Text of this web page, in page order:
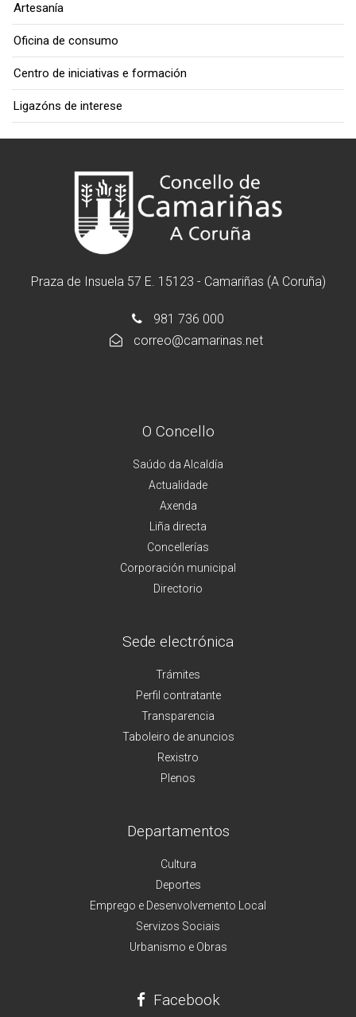
Artesanía
Oficina de consumo
Centro de iniciativas e formación
Ligazóns de interese
Praza de Insuela 57 E. 15123 - Camariñas (A Coruña)
981 736 000
correo@camarinas.net
O Concello
Saúdo da Alcaldía
Actualidade
Axenda
Liña directa
Concellerías
Corporación municipal
Directorio
Sede electrónica
Trámites
Perfil contratante
Transparencia
Taboleiro de anuncios
Rexistro
Plenos
Departamentos
Cultura
Deportes
Emprego e Desenvolvemento Local
Servizos Sociais
Urbanismo e Obras
Facebook